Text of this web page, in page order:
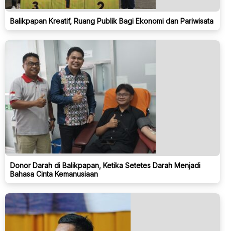
Balikpapan Kreatif, Ruang Publik Bagi Ekonomi dan Pariwisata
Donor Darah di Balikpapan, Ketika Setetes Darah Menjadi
Bahasa Cinta Kemanusiaan